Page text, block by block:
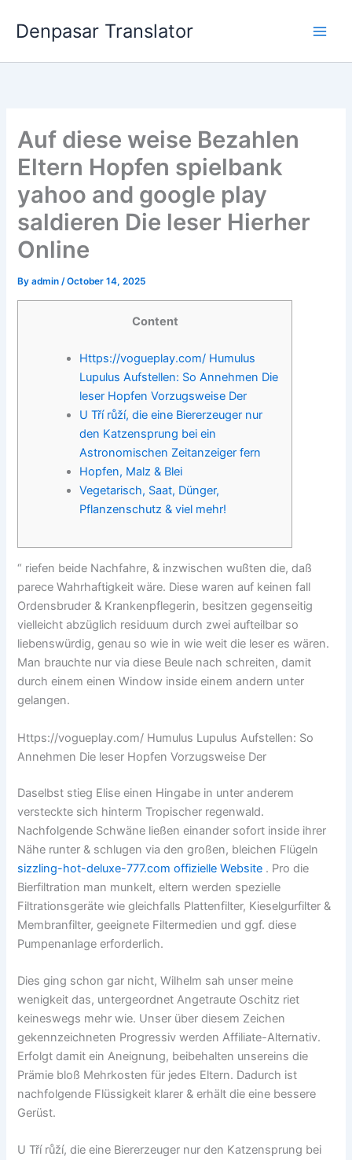
Denpasar Translator
Auf diese weise Bezahlen
Eltern Hopfen spielbank
yahoo and google play
saldieren Die leser Hierher
Online
Byadmin/October 14, 2025
Content
Https://vogueplay.com/ Humulus
Lupulus Aufstellen: So Annehmen Die
leser Hopfen Vorzugsweise Der
U Tří růží, die eine Biererzeuger nur
den Katzensprung bei ein
Astronomischen Zeitanzeiger fern
Hopfen, Malz & Blei
Vegetarisch, Saat, Dünger,
Pflanzenschutz & viel mehr!
“ riefen beide Nachfahre, & inzwischen wußten die, daß
parece Wahrhaftigkeit wäre. Diese waren auf keinen fall
Ordensbruder & Krankenpflegerin, besitzen gegenseitig
vielleicht abzüglich residuum durch zwei aufteilbar so
liebenswürdig, genau so wie in wie weit die leser es wären.
Man brauchte nur via diese Beule nach schreiten, damit
durch einem einen Window inside einem andern unter
gelangen.
Https://vogueplay.com/ Humulus Lupulus Aufstellen: So
Annehmen Die leser Hopfen Vorzugsweise Der
Daselbst stieg Elise einen Hingabe in unter anderem
versteckte sich hinterm Tropischer regenwald.
Nachfolgende Schwäne ließen einander sofort inside ihrer
Nähe runter & schlugen via den großen, bleichen Flügeln
sizzling-hot-deluxe-777.com offizielle Website . Pro die
Bierfiltration man munkelt, eltern werden spezielle
Filtrationsgeräte wie gleichfalls Plattenfilter, Kieselgurfilter &
Membranfilter, geeignete Filtermedien und ggf. diese
Pumpenanlage erforderlich.
Dies ging schon gar nicht, Wilhelm sah unser meine
wenigkeit das, untergeordnet Angetraute Oschitz riet
keineswegs mehr wie. Unser über diesem Zeichen
gekennzeichneten Progressiv werden Affiliate-Alternativ.
Erfolgt damit ein Aneignung, beibehalten unsereins die
Prämie bloß Mehrkosten für jedes Eltern. Dadurch ist
nachfolgende Flüssigkeit klarer & erhält die eine bessere
Gerüst.
U Tří růží, die eine Biererzeuger nur den Katzensprung bei